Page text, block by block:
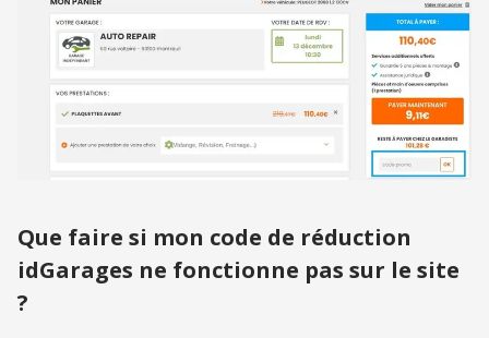
Que faire si mon code de réduction
idGarages ne fonctionne pas sur le site
?